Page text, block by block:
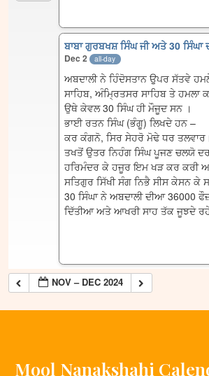
ਬਾਬਾ ਗੁਰਬਖਸ਼ ਸਿੰਘ ਜੀ ਅਤੇ 30 ਸਿੰਘਾ
Dec 2 all-day
ਅਬਦਾਲੀ ਨੇ ਹਿੰਦੋਸਤਾਨ ਉੁਪਰ ਸੱਤਵੇ
ਸਾਹਿਬ, ਅੰਮ੍ਰਿਤਸਰ ਸਾਹਿਬ ਤੇ ਹਮਲਾ
ਉਥੇ ਕੇਵਲ 30 ਸਿੰਘ ਹੀ ਮੌਜੂਦ ਸਨ ।
ਭਾਈ ਰਤਨ ਸਿੰਘ (ਭੰਗੂ) ਲਿਖਦੇ ਹਨ –
ਕਰ ਕੰਗਨੋ, ਸਿਰ ਸੇਹਰੋ ਮੋਢੇ ਧਰ
ਤਖਤੋਂ ਉਤਰ ਨਿਹੰਗ ਸਿੰਘ ਪੂਜਣ ਚਲਯੋ
ਹਰਿਮੰਦਰ ਕੇ ਹਜੂਰ ਇਮ ਖੜ ਕਰ ਕਰੀ
ਸਤਿਗੁਰ ਸਿੱਖੀ ਸੰਗ ਨਿਭੈ ਸੀਸ ਕੇਸਨ ਕੇ
30 ਸਿੰਘਾ ਨੇ ਅਬਦਾਲੀ ਦੀਆ 36000
ਦਿੱਤੀਆ ਅਤੇ ਆਖਰੀ ਸਾਹ ਤੱਕ ਜੂਝਦੇ
NOV – DEC 2024
Mool Nanakshahi